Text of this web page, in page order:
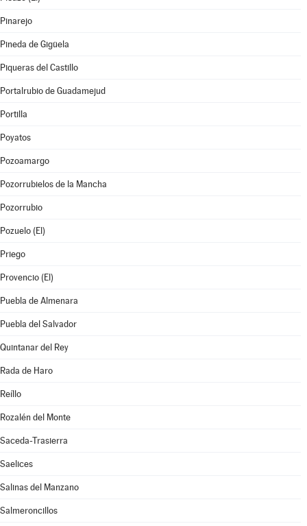
Pinarejo
Pineda de Gigüela
Piqueras del Castillo
Portalrubio de Guadamejud
Portilla
Poyatos
Pozoamargo
Pozorrubielos de la Mancha
Pozorrubio
Pozuelo (El)
Priego
Provencio (El)
Puebla de Almenara
Puebla del Salvador
Quintanar del Rey
Rada de Haro
Reíllo
Rozalén del Monte
Saceda-Trasierra
Saelices
Salinas del Manzano
Salmeroncillos